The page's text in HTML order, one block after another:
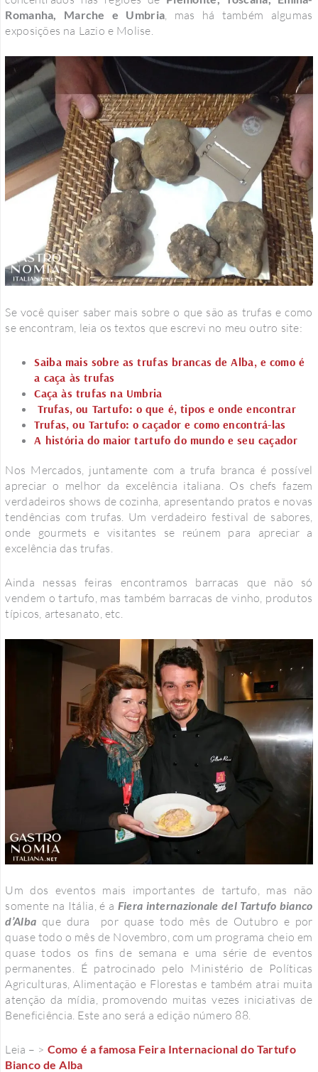
Romanha, Marche e Umbria , mas há também algumas
exposições na Lazio e Molise.
Se você quiser saber mais sobre o que são as trufas e como
se encontram, leia os textos que escrevi no meu outro site:
Saiba mais sobre as trufas brancas de Alba, e como é
a caça às trufas
Caça às trufas na Umbria
Trufas, ou Tartufo: o que é, tipos e onde encontrar
Trufas, ou Tartufo: o caçador e como encontrá-las
A história do maior tartufo do mundo e seu caçador
Nos Mercados, juntamente com a trufa branca é possível
apreciar o melhor da excelência italiana. Os chefs fazem
verdadeiros shows de cozinha, apresentando pratos e novas
tendências com trufas. Um verdadeiro festival de sabores,
onde gourmets e visitantes se reúnem para apreciar a
excelência das trufas.
Ainda nessas feiras encontramos barracas que não só
vendem o tartufo, mas também barracas de vinho, produtos
típicos, artesanato, etc.
Um dos eventos mais importantes de tartufo, mas não
somente na Itália, é a Fiera internazionale del Tartufo bianco
d’Alba que dura por quase todo mês de Outubro e por
quase todo o mês de Novembro, com um programa cheio em
quase todos os fins de semana e uma série de eventos
permanentes. É patrocinado pelo Ministério de Políticas
Agriculturas, Alimentação e Florestas e também atrai muita
atenção da mídia, promovendo muitas vezes iniciativas de
Beneficiência. Este ano será a edição número 88.
Leia – > Como é a famosa Feira Internacional do Tartufo
Bianco de Alba